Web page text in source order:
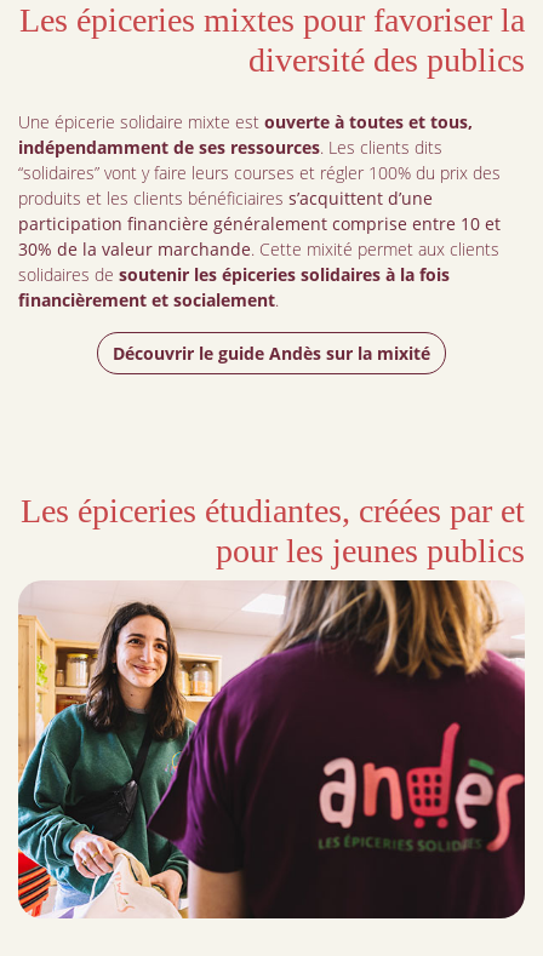
Les épiceries mixtes pour favoriser la
diversité des publics
Une épicerie solidaire mixte est ouverte à toutes et tous,
indépendamment de ses ressources. Les clients dits
“solidaires” vont y faire leurs courses et régler 100% du prix des
produits et les clients bénéficiaires s’acquittent d’une
participation financière généralement comprise entre 10 et
30% de la valeur marchande. Cette mixité permet aux clients
solidaires de soutenir les épiceries solidaires à la fois
financièrement et socialement.
Découvrir le guide Andès sur la mixité
Les épiceries étudiantes, créées par et
pour les jeunes publics